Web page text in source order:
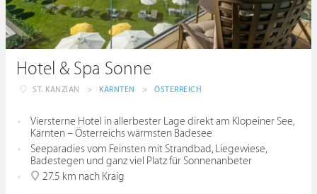
Hotel & Spa Sonne
ST. KANZIAN > KÄRNTEN > ÖSTERREICH
Viersterne Hotel in allerbester Lage direkt am Klopeiner See,
Kärnten – Österreichs wärmsten Badesee
Seeparadies vom Feinsten mit Strandbad, Liegewiese,
Badestegen und ganz viel Platz für Sonnenanbeter
27.5 km nach Kraig